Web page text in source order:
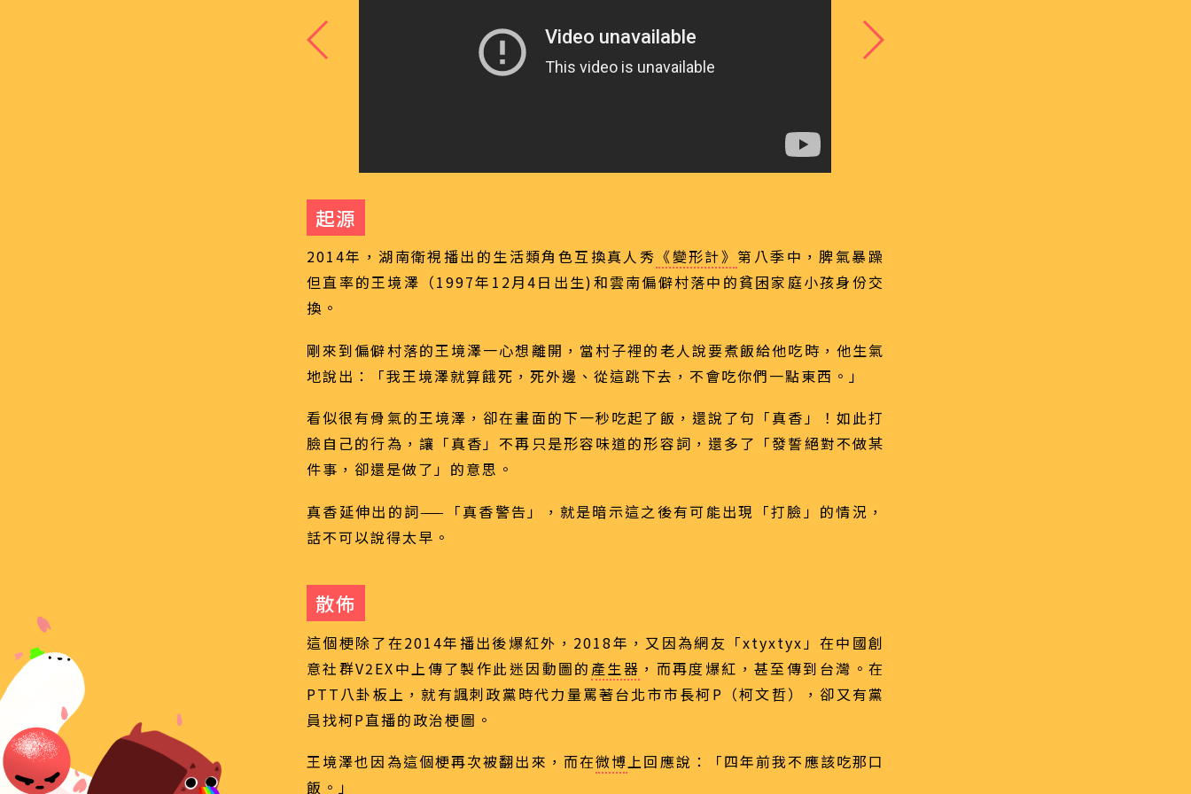
起源
2014年，湖南衛視播出的生活類角色互換真人秀 《變形計》 第八季中，脾氣暴躁
但直率的王境澤（1997年12月4日出生)和雲南偏僻村落中的貧困家庭小孩身份交
換。
剛來到偏僻村落的王境澤一心想離開，當村子裡的老人說要煮飯給他吃時，他生氣
地說出：「我王境澤就算餓死，死外邊、從這跳下去，不會吃你們一點東西。」
看似很有骨氣的王境澤，卻在畫面的下一秒吃起了飯，還說了句「真香」！如此打
臉自己的行為，讓「真香」不再只是形容味道的形容詞，還多了「發誓絕對不做某
件事，卻還是做了」的意思。
真香延伸出的詞——「真香警告」，就是暗示這之後有可能出現「打臉」的情況，
話不可以說得太早。
散佈
這個梗除了在2014年播出後爆紅外，2018年，又因為網友「xtyxtyx」在中國創
意社群V2EX中上傳了製作此迷因動圖的 產生器 ，而再度爆紅，甚至傳到台灣。在
PTT八卦板上，就有諷刺政黨時代力量罵著台北市市長柯P（柯文哲），卻又有黨
員找柯P直播的政治梗圖。
王境澤也因為這個梗再次被翻出來，而在微博上回應說：「四年前我不應該吃那口
飯。」